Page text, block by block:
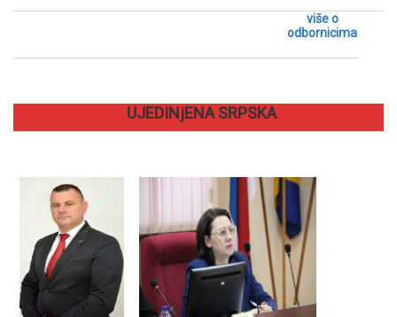
više o
odbornicima
UJEDINjENA SRPSKA